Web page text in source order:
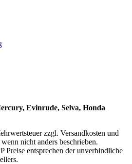
Evinrude, Selva, Honda
zzgl. Versandkosten und
nicht anders beschrieben.
Preise entsprechen der unverbindliche